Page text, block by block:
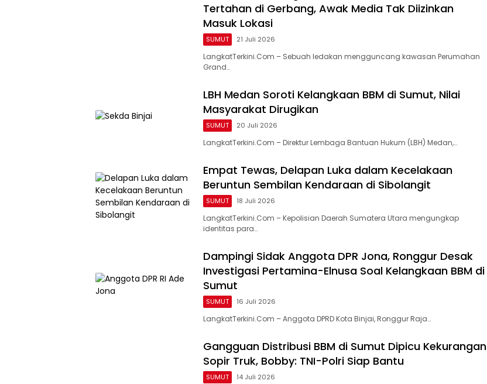
Tertahan di Gerbang, Awak Media Tak Diizinkan
Masuk Lokasi
SUMUT 21 Juli 2026
LangkatTerkini.Com – Sebuah ledakan mengguncang kawasan Perumahan
Grand…
LBH Medan Soroti Kelangkaan BBM di Sumut, Nilai
Masyarakat Dirugikan
SUMUT 20 Juli 2026
LangkatTerkini.Com – Direktur Lembaga Bantuan Hukum (LBH) Medan,…
Empat Tewas, Delapan Luka dalam Kecelakaan
Beruntun Sembilan Kendaraan di Sibolangit
SUMUT 18 Juli 2026
LangkatTerkini.Com – Kepolisian Daerah Sumatera Utara mengungkap
identitas para…
Dampingi Sidak Anggota DPR Jona, Ronggur Desak
Investigasi Pertamina-Elnusa Soal Kelangkaan BBM di
Sumut
SUMUT 16 Juli 2026
LangkatTerkini.Com – Anggota DPRD Kota Binjai, Ronggur Raja…
Gangguan Distribusi BBM di Sumut Dipicu Kekurangan
Sopir Truk, Bobby: TNI-Polri Siap Bantu
SUMUT 14 Juli 2026